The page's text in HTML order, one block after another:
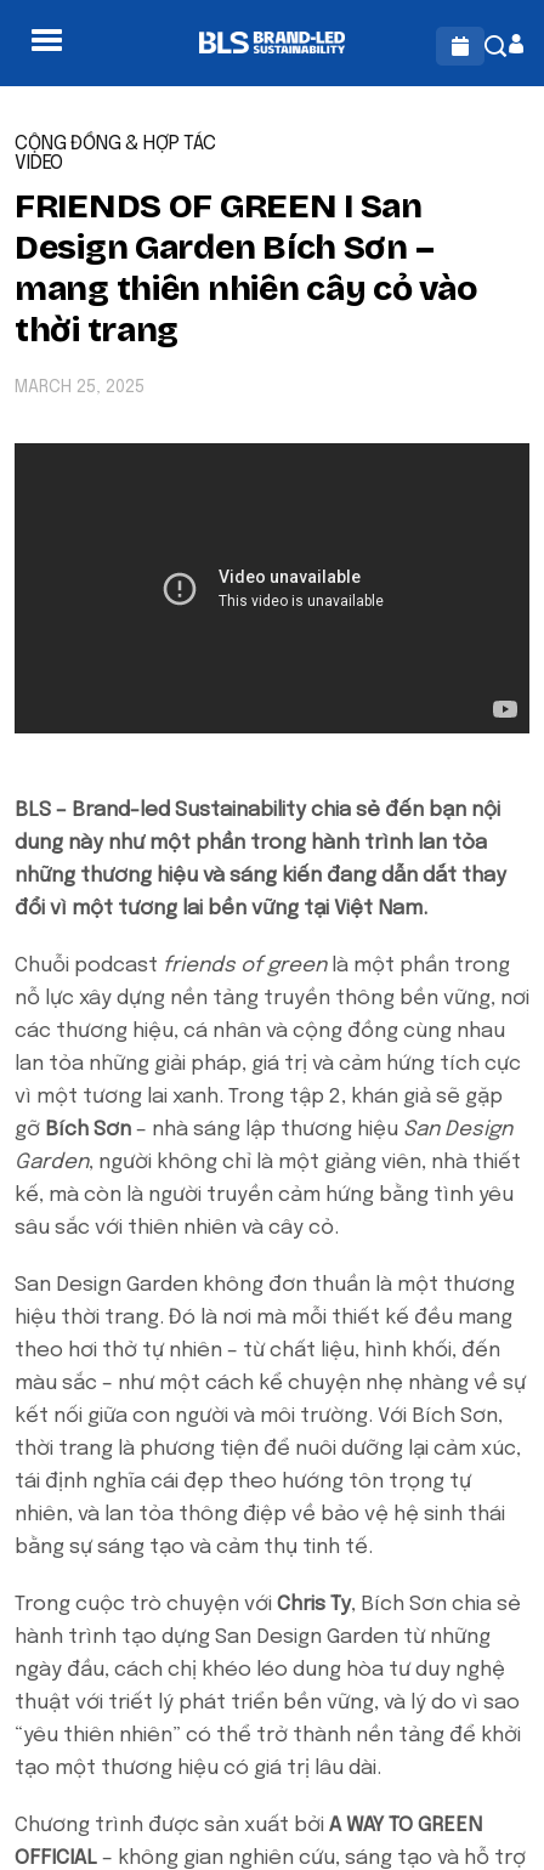
CỘNG ĐỒNG & HỢP TÁC
VIDEO
FRIENDS OF GREEN I San
Design Garden Bích Sơn –
mang thiên nhiên cây cỏ vào
thời trang
MARCH 25, 2025
BLS – Brand-led Sustainability chia sẻ đến bạn nội
dung này như một phần trong hành trình lan tỏa
những thương hiệu và sáng kiến đang dẫn dắt thay
đổi vì một tương lai bền vững tại Việt Nam.
Chuỗi podcast friends of greenlà một phần trong
nỗ lực xây dựng nền tảng truyền thông bền vững, nơi
các thương hiệu, cá nhân và cộng đồng cùng nhau
lan tỏa những giải pháp, giá trị và cảm hứng tích cực
vì một tương lai xanh. Trong tập 2, khán giả sẽ gặp
gỡ Bích Sơn – nhà sáng lập thương hiệu San Design
Garden, người không chỉ là một giảng viên, nhà thiết
kế, mà còn là người truyền cảm hứng bằng tình yêu
sâu sắc với thiên nhiên và cây cỏ.
San Design Garden không đơn thuần là một thương
hiệu thời trang. Đó là nơi mà mỗi thiết kế đều mang
theo hơi thở tự nhiên – từ chất liệu, hình khối, đến
màu sắc – như một cách kể chuyện nhẹ nhàng về sự
kết nối giữa con người và môi trường. Với Bích Sơn,
thời trang là phương tiện để nuôi dưỡng lại cảm xúc,
tái định nghĩa cái đẹp theo hướng tôn trọng tự
nhiên, và lan tỏa thông điệp về bảo vệ hệ sinh thái
bằng sự sáng tạo và cảm thụ tinh tế.
Trong cuộc trò chuyện với Chris Ty, Bích Sơn chia sẻ
hành trình tạo dựng San Design Garden từ những
ngày đầu, cách chị khéo léo dung hòa tư duy nghệ
thuật với triết lý phát triển bền vững, và lý do vì sao
“yêu thiên nhiên” có thể trở thành nền tảng để khởi
tạo một thương hiệu có giá trị lâu dài.
Chương trình được sản xuất bởi A WAY TO GREEN
OFFICIAL – không gian nghiên cứu, sáng tạo và hỗ trợ